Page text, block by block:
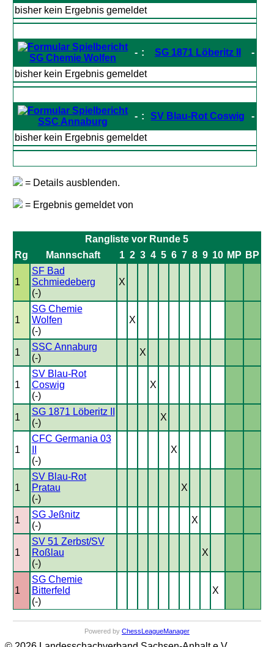
bisher kein Ergebnis gemeldet
SG Chemie Wolfen
- : SG 1871 Löberitz II -
bisher kein Ergebnis gemeldet
SSC Annaburg
- : SV Blau-Rot Coswig -
bisher kein Ergebnis gemeldet
= Details ausblenden.
= Ergebnis gemeldet von
Rangliste vor Runde 5
Rg
Mannschaft 1 2 3 4 5 6 7 8 9 10 MP BP
1
SF Bad
Schmiedeberg
(-)
X
1
SG Chemie
Wolfen
(-)
X
1
SSC Annaburg
(-)
X
1
SV Blau-Rot
Coswig
(-)
X
1
SG 1871 Löberitz II
(-)
X
1
CFC Germania 03
(-)
X
1
SV Blau-Rot
Pratau
(-)
X
1
SG Jeßnitz
(-)
X
1
SV 51 Zerbst/SV
Roßlau
(-)
X
1
SG Chemie
Bitterfeld
(-)
X
Powered by ChessLeagueManager